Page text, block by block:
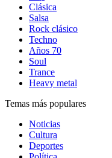
Clásica
Salsa
Rock clásico
Techno
Años 70
Soul
Trance
Heavy metal
Temas más populares
Noticias
Cultura
Deportes